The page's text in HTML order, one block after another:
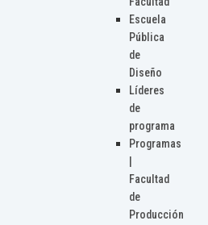
Escuela
Pública
de
Diseño
Líderes
de
programa
Programas
Facultad
de
Producción